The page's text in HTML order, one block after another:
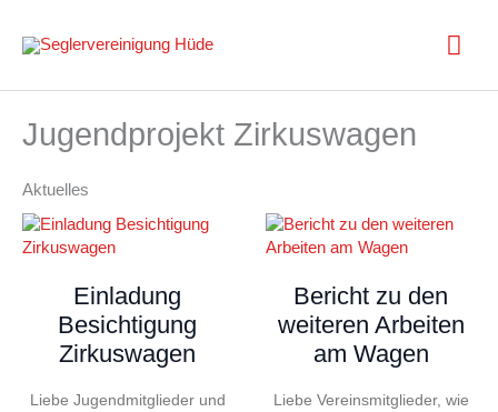
Inhalt
springen
Jugendprojekt Zirkuswagen
Aktuelles
Einladung
Besichtigung
Zirkuswagen
Liebe Jugendmitglieder und
Bericht zu den
weiteren Arbeiten
am Wagen
Liebe Vereinsmitglieder, wie